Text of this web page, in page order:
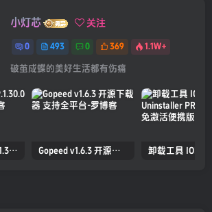
小灯芯 关注
0 493 0 369 1.1W+
破茧成蝶的美好生活都有伤痛
雷电模拟器9.0 v9.1.30.0 去广告纯净版 Gopeed v1.6.3 开源下载器 支持全平台